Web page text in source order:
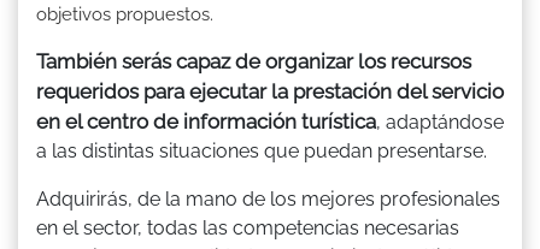
objetivos propuestos.
También serás capaz de organizar los recursos
requeridos para ejecutar la prestación del servicio
en el centro de información turística, adaptándose
a las distintas situaciones que puedan presentarse.
Adquirirás, de la mano de los mejores profesionales
en el sector, todas las competencias necesarias